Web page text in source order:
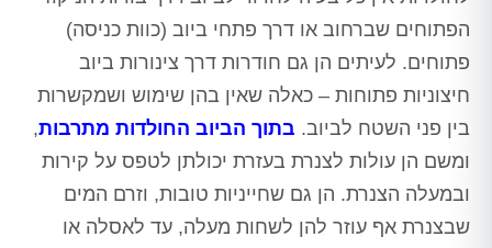
הפתוחים שברחוב או דרך פתחי ביוב (כוות כניסה)
פתוחים. לעיתים הן גם חודרות דרך צינורות ביוב
חיצוניות פתוחות – כאלה שאין בהן שימוש ושמקשרות
בין פני השטח לביוב. בתוך הביוב החולדות מתרבות,
ומשם הן עולות לצנרת בעזרת יכולתן לטפס על קירות
ובמעלה הצנרת. הן גם שחייניות טובות, וזרם המים
שבצנרת אף עוזר להן לשחות מעלה, עד לאסלה או